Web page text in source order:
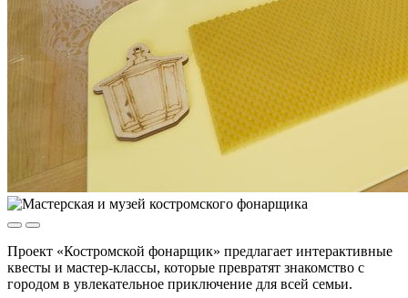
Проект «Костромской фонарщик» предлагает интерактивные
квесты и мастер-классы, которые превратят знакомство с
городом в увлекательное приключение для всей семьи.